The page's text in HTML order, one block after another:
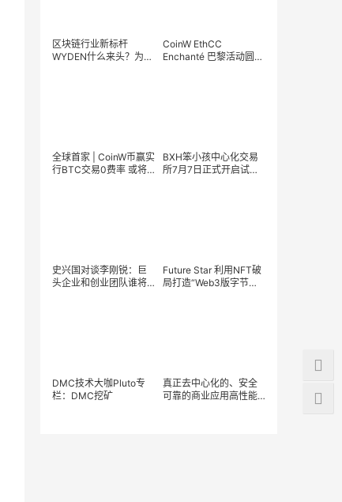
区块链行业新标杆
WYDEN什么来头？为什
CoinW EthCC
Enchanté 巴黎活动圆满
全球首家 | CoinW币赢实
行BTC交易0费率 或将
BXH笨小孩中心化交易
所7月7日正式开启试运
史兴国对谈李刚锐：巨
头企业和创业团队谁将
Future Star 利用NFT破
局打造“Web3版字节跳
DMC技术大咖Pluto专
栏：DMC挖矿
真正去中心化的、安全
可靠的商业应用高性能